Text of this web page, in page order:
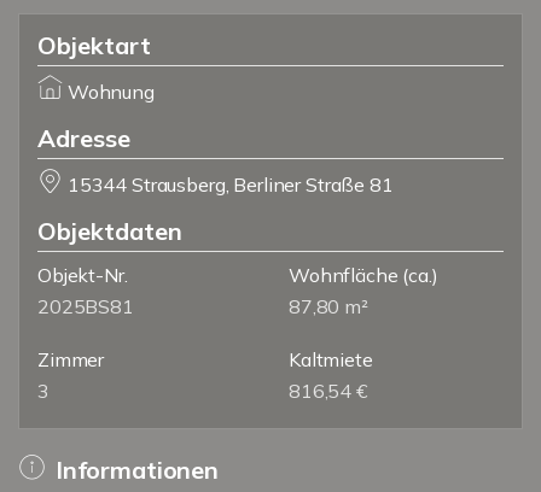
Objektart
Wohnung
Adresse
15344 Strausberg, Berliner Straße 81
Objektdaten
Objekt-Nr.
2025BS81
Wohnfläche (ca.)
87,80 m²
Zimmer
3
Kaltmiete
816,54 €
Informationen